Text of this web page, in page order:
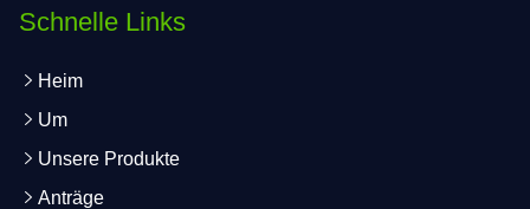
Schnelle Links
Heim
Um
Unsere Produkte
Anträge